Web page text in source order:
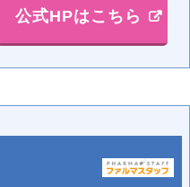
公式HPはこちら